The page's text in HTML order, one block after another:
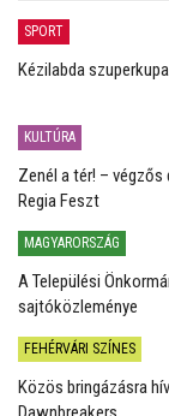
SPORT
Kézilabda
KULTÚRA
Zenél a tér! –
Regia Feszt
MAGYARORSZÁG
A Települési
sajtóközleménye
FEHÉRVÁRI SZÍNES
Közös bringázásra